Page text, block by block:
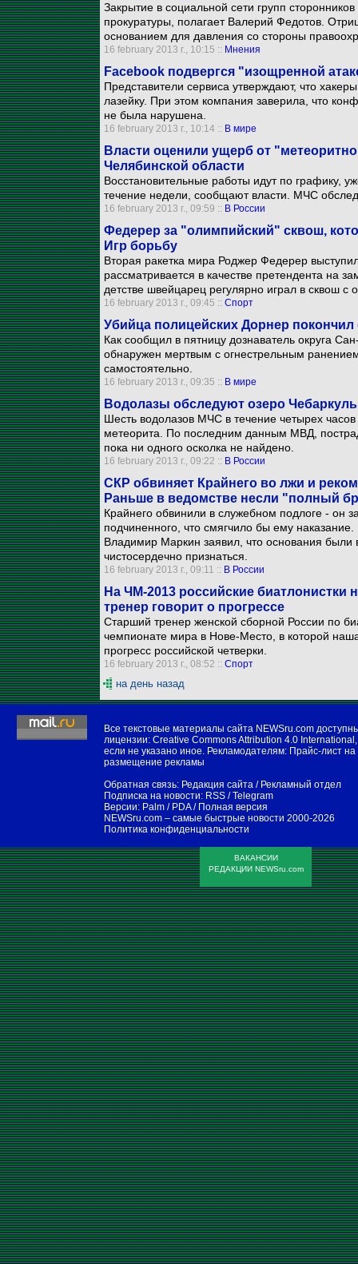
Закрытие в социальной сети групп
прокуратуры, полагает Валерий Федотов.
основанием для давления со стороны
16 february 2013 г., 10:15 :: Мнения
Facebook подвергся "изощренной
Представители сервиса утверждают, что
лазейку. При этом компания заверила, что
не была нарушена.
16 february 2013 г., 10:14 :: В мире
Власти оценили ущерб от
Челябинской области
Восстановительные работы идут по графику,
течение недели, сообщают власти. МЧС
16 february 2013 г., 09:59 :: В России
Федерер за "олимпийский" сквош,
Игр борьбу
Вторая ракетка мира Роджер Федерер
рассматривается в качестве претендента на
детстве швейцарец регулярно играл в сквош
16 february 2013 г., 09:45 :: Спорт
Убийца полицейских Дорнер покончил
Как сообщил в пятницу дознаватель округа
обнаружен мертвым с огнестрельным
самостоятельно.
16 february 2013 г., 09:35 :: В мире
Водолазы обследуют озеро
Шесть водолазов МЧС в течение четырех часов
метеорита. По последним данным МВД,
пока ни одного осколка не найдено.
16 february 2013 г., 09:22 :: В России
СКР обвиняет Крайнего во лжи и
Раньше в ведомстве несли "полный
Крайнего обвинили в служебном подлоге - он
подчиненного, что смягчило бы ему
Владимир Маркин заявил, что основания были
чистосердечно признаться.
16 february 2013 г., 09:11 :: В России
На ЧМ-2013 российские
тренер говорит о прогрессе
Старший тренер женской сборной России по
чемпионате мира в Нове-Место, в которой
прогресс российской четверки.
16 february 2013 г., 08:52 :: Спорт
на день назад
Все текстовые материалы сайта NEWSru.com
лицензии: Creative Commons Attribution 4.0 International ,
если не указано иное. Рекламодателям: Прайс-лист на
размещение рекламы
Обратная связь: Редакция сайта / Рекламный отдел
Подписка на новости: RSS /Telegram
Версии: Palm / PDA/ Полная версия
NEWSru.com – самые быстрые новости 2000-2026
Политика конфиденциальности
ВАКАНСИИ
РЕДАКЦИИ NEWSru.com